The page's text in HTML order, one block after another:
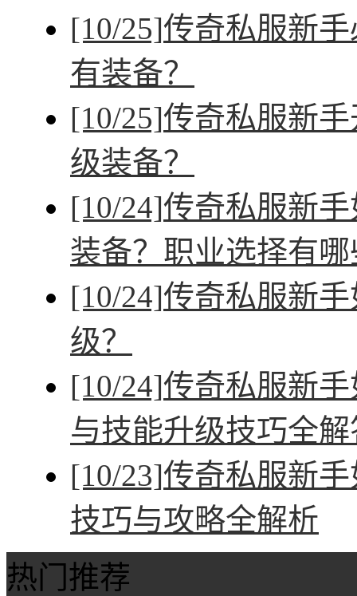
[10/25]传奇私服新
有装备？
[10/25]传奇私服新
级装备？
[10/24]传奇私服新
装备？职业选择有
[10/24]传奇私服新
级？
[10/24]传奇私服新
与技能升级技巧全解
[10/23]传奇私服新
技巧与攻略全解析
热门推荐